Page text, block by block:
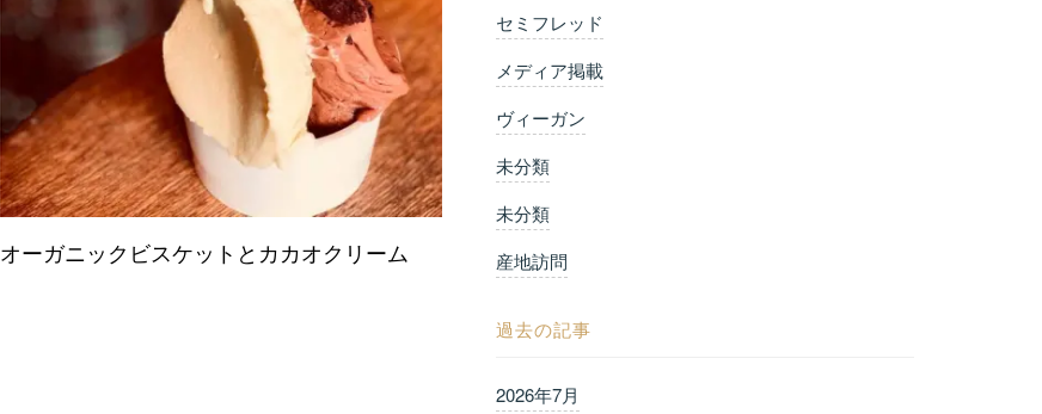
オーガニックビスケットとカカオクリーム
セミフレッド
メディア掲載
ヴィーガン
未分類
未分類
産地訪問
過去の記事
2026年7月